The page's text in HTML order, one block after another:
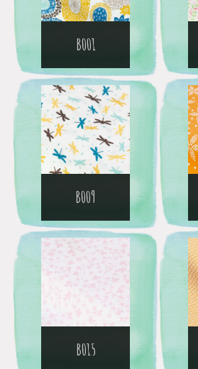
B001
B009
B015